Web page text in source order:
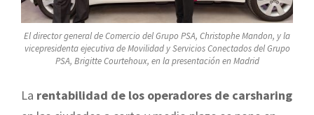
El director general de Comercio del Grupo PSA, Christophe Mandon, y la
vicepresidenta ejecutiva de Movilidad y Servicios Conectados del Grupo
PSA, Brigitte Courtehoux, en la presentación en Madrid
La rentabilidad de los operadores de carsharing